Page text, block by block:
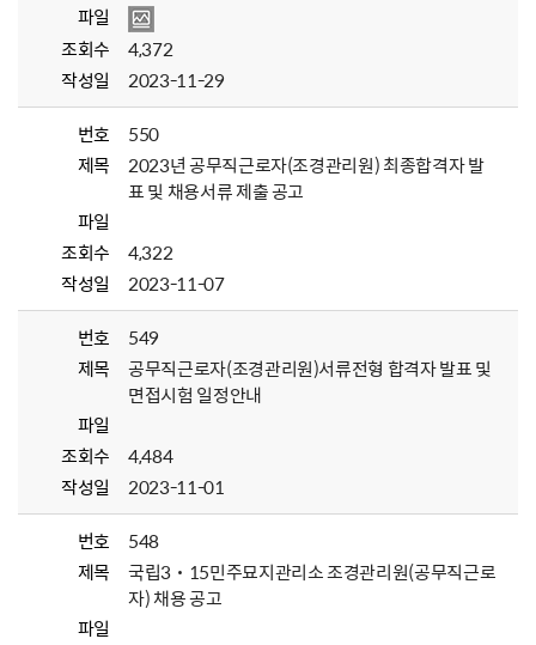
파일
조회수
4,372
작성일
2023-11-29
번호
550
제목
2023년 공무직근로자(조경관리원) 최종합격자 발
표 및 채용서류 제출 공고
파일
조회수
4,322
작성일
2023-11-07
번호
549
제목
공무직근로자(조경관리원)서류전형 합격자 발표 및
면접시험 일정안내
파일
조회수
4,484
작성일
2023-11-01
번호
548
제목
국립3˙15민주묘지관리소 조경관리원(공무직근로
자) 채용 공고
파일